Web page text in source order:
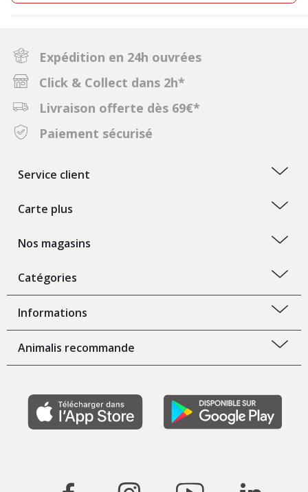
Expédition en 24h ouvrées
Click & Collect dans 2h*
Livraison offerte dès 69€*
Paiement sécurisé
Service client
Carte plus
Nos magasins
Catégories
Informations
Animalis recommande